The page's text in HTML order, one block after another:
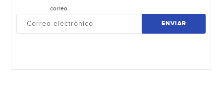
correo.
ENVIAR